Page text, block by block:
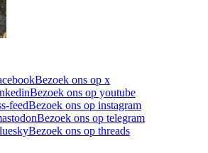
Bezoek ons op x
Bezoek ons op youtube
feedBezoek ons op instagram
Bezoek ons op telegram
Bezoek ons op threads